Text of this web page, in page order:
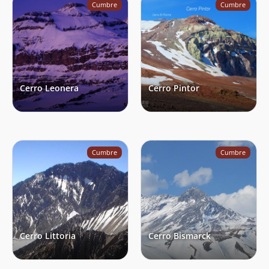
21/01/24
Simón Klesse
Matías Sanhueza
Jan Schilling
20/01/24
Agustin Aquiles Sepúlveda Guzman
20/01/24
Francisco Quijada Fehrmann
Tamy Veliz
20/01/24
Rossman Larez
13/01/24
Roberto Stekel
Rodrigo Jasen
Francisco Brinkmann
12/01/24
Joaquín Márquez
03/01/24 Edgardo Alexis Balboa
01/01/24 Cristian Aros Gamboa
Cumbre
Cerro Leonera
Cumbre
Cerro Pintor
Cumbre
Cerro Littoria
Cumbre
Cerro Bismarck